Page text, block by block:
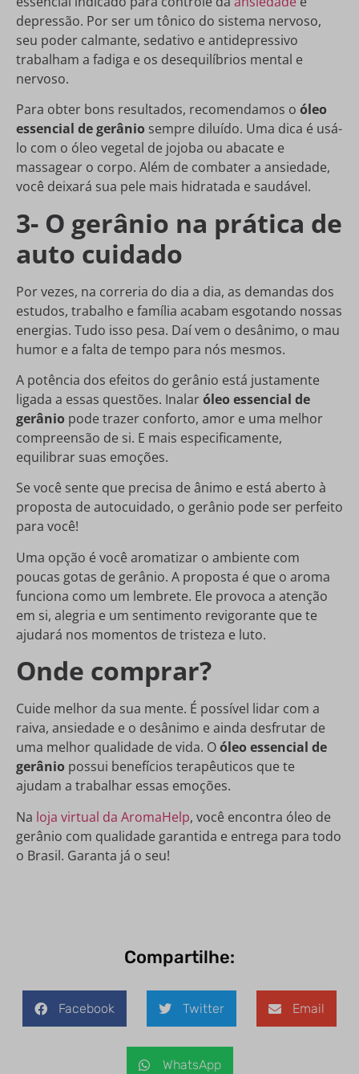
depressão. Por ser um tônico do sistema nervoso,
seu poder calmante, sedativo e antidepressivo
trabalham a fadiga e os desequilíbrios mental e
nervoso.
Para obter bons resultados, recomendamos o óleo
essencial de gerânio sempre diluído. Uma dica é usá-
lo com o óleo vegetal de jojoba ou abacate e
massagear o corpo. Além de combater a ansiedade,
você deixará sua pele mais hidratada e saudável.
3- O gerânio na prática de
auto cuidado
Por vezes, na correria do dia a dia, as demandas dos
estudos, trabalho e família acabam esgotando nossas
energias. Tudo isso pesa. Daí vem o desânimo, o mau
humor e a falta de tempo para nós mesmos.
A potência dos efeitos do gerânio está justamente
ligada a essas questões. Inalaróleo essencial de
gerânio pode trazer conforto, amor e uma melhor
compreensão de si. E mais especificamente,
equilibrar suas emoções.
Se você sente que precisa de ânimo e está aberto à
proposta de autocuidado, o gerânio pode ser perfeito
para você!
Uma opção é você aromatizar o ambiente com
poucas gotas de gerânio. A proposta é que o aroma
funciona como um lembrete. Ele provoca a atenção
em si, alegria e um sentimento revigorante que te
ajudará nos momentos de tristeza e luto.
Onde comprar?
Cuide melhor da sua mente. É possível lidar com a
raiva, ansiedade e o desânimo e ainda desfrutar de
uma melhor qualidade de vida. Oóleo essencial de
gerânio possui benefícios terapêuticos que te
ajudam a trabalhar essas emoções.
Na loja virtual da AromaHelp, você encontra óleo de
gerânio com qualidade garantida e entrega para todo
o Brasil. Garanta já o seu!
Compartilhe:
Facebook Twitter Email
WhatsApp